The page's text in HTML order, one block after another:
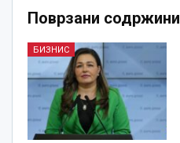
Поврзани содржини
БИЗНИС